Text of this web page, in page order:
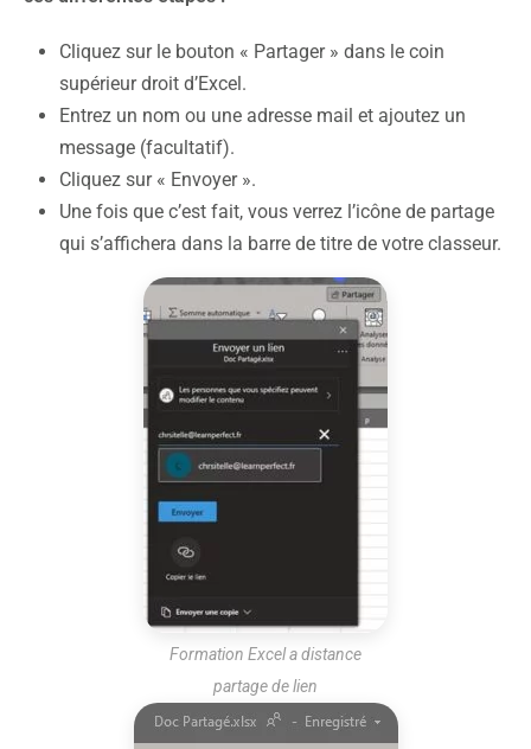
Cliquez sur le bouton « Partager » dans le coin
supérieur droit d’Excel.
Entrez un nom ou une adresse mail et ajoutez un
message (facultatif).
Cliquez sur « Envoyer ».
Une fois que c’est fait, vous verrez l’icône de partage
qui s’affichera dans la barre de titre de votre classeur.
Formation Excel a distance
partage de lien